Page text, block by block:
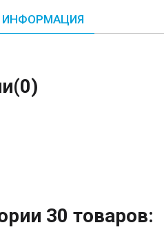
(0)
30 товаров: